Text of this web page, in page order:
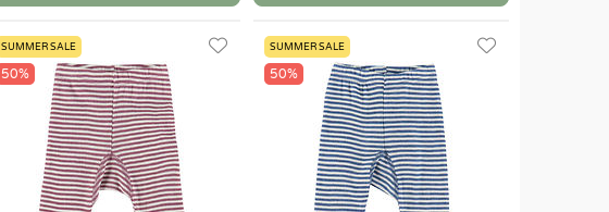
SUMMER SALE
50%
SUMMER SALE
50%